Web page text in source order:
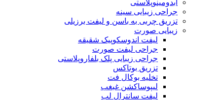
ابدومینوپلاستی
جراحی زیبایی سینه
تزریق چربی به باسن و لیفت برزیلی
زیبایی صورت
لیفت اندوسکوپیک شقیقه
جراحی لیفت صورت
جراحی زیبایی پلک بلفاروپلاستی
تزریق بوتاکس
تخلیه بوکال فت
لیپوساکشن غبغب
لیفت سانترال لب